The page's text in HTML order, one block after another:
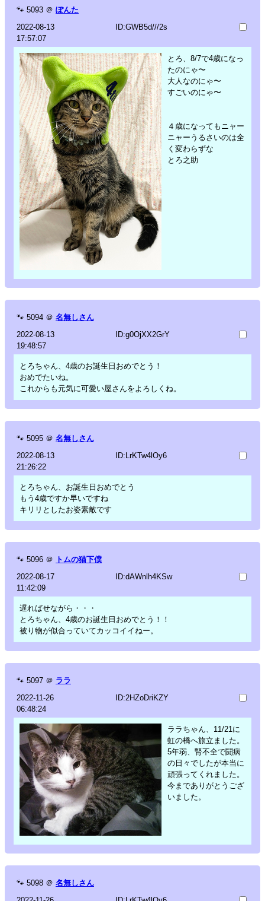
🐾 5093 ＠ ぽんた
2022-08-13
17:57:07
ID:GWB5d///2s
とろ、8/7で4歳になっ
たのにゃ〜
大人なのにゃ〜
すごいのにゃ〜
４歳になってもニャー
ニャーうるさいのは全
く変わらずな
とろ之助
🐾 5094 ＠ 名無しさん
2022-08-13
19:48:57
ID:g0OjXX2GrY
とろちゃん、4歳のお誕生日おめでとう！
おめでたいね。
これからも元気に可愛い屋さんをよろしくね。
🐾 5095 ＠ 名無しさん
2022-08-13
21:26:22
ID:LrKTw4lOy6
とろちゃん、お誕生日おめでとう
もう4歳ですか早いですね
キリリとしたお姿素敵です
🐾 5096 ＠ トムの猫下僕
2022-08-17
11:42:09
ID:dAWnlh4KSw
遅ればせながら・・・
とろちゃん、4歳のお誕生日おめでとう！！
被り物が似合っていてカッコイイねー。
🐾 5097 ＠ ララ
2022-11-26
06:48:24
ID:2HZoDriKZY
ララちゃん、11/21に
虹の橋へ旅立ました。
5年弱、腎不全で闘病
の日々でしたが本当に
頑張ってくれました。
今までありがとうござ
いました。
🐾 5098 ＠ 名無しさん